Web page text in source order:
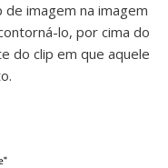
imagem na imagem
lo, por cima do
do clip em que aquele